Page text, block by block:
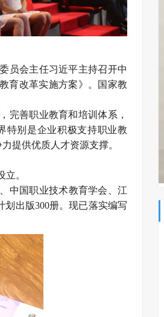
员会主任习近平主持召开中
育改革实施方案》。国家教
完善职业教育和培训体系，
特别是企业积极支持职业教
提供优质人才资源支撑。
立。
中国职业技术教育学会、江
出版300册。现已落实编写